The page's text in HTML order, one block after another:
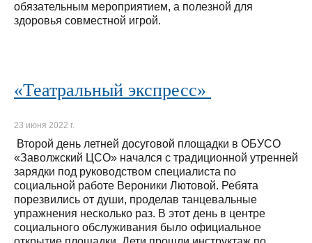
обязательным мероприятием, а полезной для
здоровья совместной игрой.
«Театральный экспресс»
23 июня 2022 г.
Второй день летней досуговой площадки в ОБУСО
«Заволжский ЦСО» начался с традиционной утренней
зарядки под руководством специалиста по
социальной работе Вероники Лютовой. Ребята
порезвились от души, проделав танцевальные
упражнения несколько раз. В этот день в центре
социального обслуживания было официальное